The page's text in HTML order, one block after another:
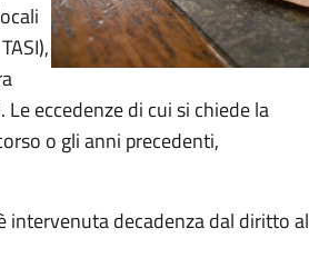
Le eccedenze di cui si chiede la
o gli anni precedenti,
intervenuta decadenza dal diritto al